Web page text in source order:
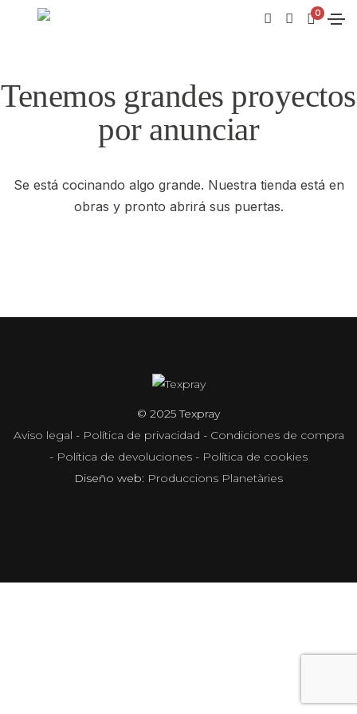
0
Tenemos grandes proyectos
por anunciar
Se está cocinando algo grande. Nuestra tienda está en
obras y pronto abrirá sus puertas.
© 2025 Texpray
Aviso legal - Política de privacidad - Condiciones de compra
- Política de devoluciones - Política de cookies
Diseño web: Produccions Planetàries